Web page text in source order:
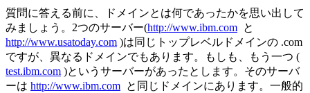
質問に答える前に、ドメインとは何であったかを思い出して
みましょう。2つのサーバー(http://www.ibm.com と
http://www.usatoday.com )は同じトップレベルドメインの .com
ですが、異なるドメインでもあります。もしも、もう一つ (
test.ibm.com )というサーバーがあったとします。そのサーバ
ーは http://www.ibm.com と同じドメインにあります。一般的